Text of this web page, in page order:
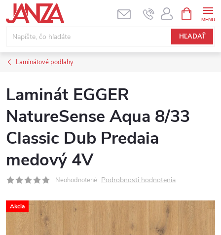
Prejsť na obsah
HĽADAŤ
Laminátové podlahy
Laminát EGGER
NatureSense Aqua 8/33
Classic Dub Predaia
medový 4V
Neohodnotené Podrobnosti hodnotenia
Akcia